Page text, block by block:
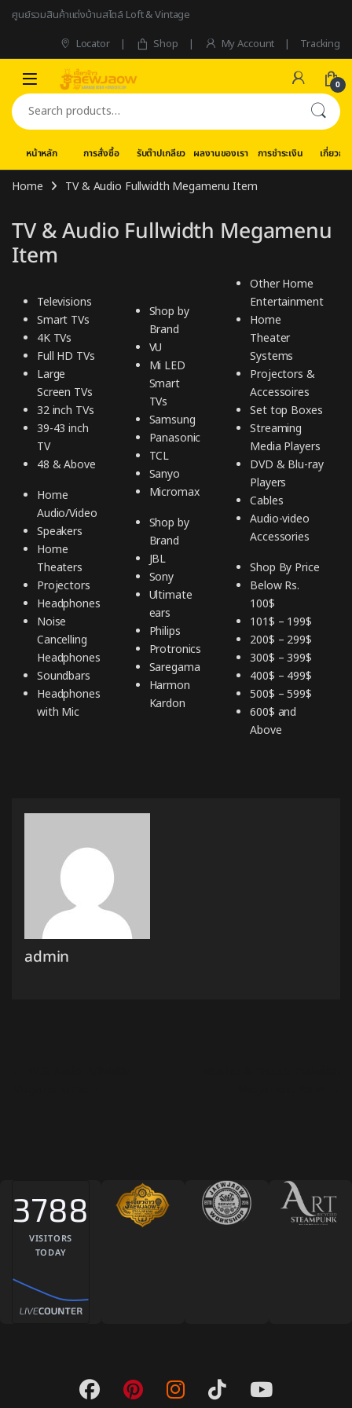
Skip to navigation
Skip to content
ศูนย์รวมสินค้าแต่งบ้านสไตล์ Loft & Vintage
Locator
Shop My Account Tracking
0
Search for:
หน้าหลัก การสั่งซื้อ รับต๊าปเกลียว ผลงานของเรา การชำระเงิน เกี่ยวกับ
Home TV & Audio Fullwidth Megamenu Item
TV & Audio Fullwidth Megamenu
Item
Televisions
Smart TVs
4K TVs
Full HD TVs
Large
Screen TVs
32 inch TVs
39-43 inch
TV
48 & Above
Home
Audio/Video
Speakers
Home
Theaters
Projectors
Headphones
Noise
Cancelling
Headphones
Soundbars
Headphones
with Mic
Shop by
Brand
VU
Mi LED
Smart
TVs
Samsung
Panasonic
TCL
Sanyo
Micromax
Shop by
Brand
JBL
Sony
Ultimate
ears
Philips
Protronics
Saregama
Harmon
Kardon
Other Home
Entertainment
Home
Theater
Systems
Projectors &
Accessoires
Set top Boxes
Streaming
Media Players
DVD & Blu-ray
Players
Cables
Audio-video
Accessories
Shop By Price
Below Rs.
100$
101$ – 199$
200$ – 299$
300$ – 399$
400$ – 499$
500$ – 599$
600$ and
Above
admin
3788
VISITORS
TODAY